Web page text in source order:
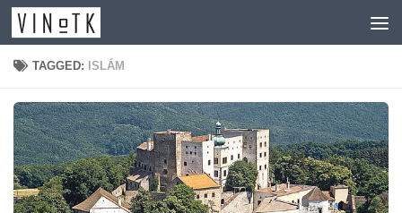
Skip to content
TAGGED: ISLÁM